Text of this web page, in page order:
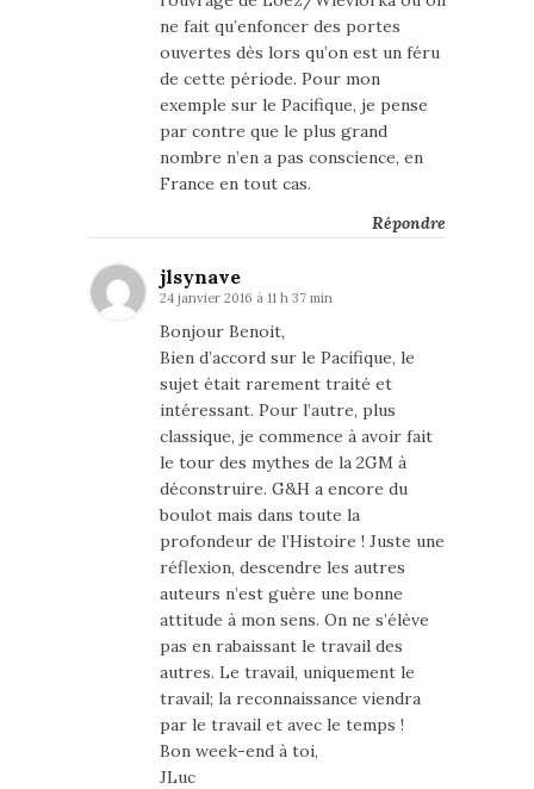
ne fait qu’enfoncer des portes
ouvertes dès lors qu’on est un féru
de cette période. Pour mon
exemple sur le Pacifique, je pense
par contre que le plus grand
nombre n’en a pas conscience, en
France en tout cas.
Répondre
jlsynave
24 janvier 2016 à 11 h 37 min
Bonjour Benoit,
Bien d’accord sur le Pacifique, le
sujet était rarement traité et
intéressant. Pour l’autre, plus
classique, je commence à avoir fait
le tour des mythes de la 2GM à
déconstruire. G&H a encore du
boulot mais dans toute la
profondeur de l’Histoire ! Juste une
réflexion, descendre les autres
auteurs n’est guère une bonne
attitude à mon sens. On ne s’élève
pas en rabaissant le travail des
autres. Le travail, uniquement le
travail; la reconnaissance viendra
par le travail et avec le temps !
Bon week-end à toi,
JLuc